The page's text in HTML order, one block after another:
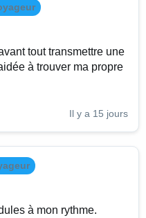
tout transmettre une
à trouver ma propre
Il y a 15 jours
à mon rythme.